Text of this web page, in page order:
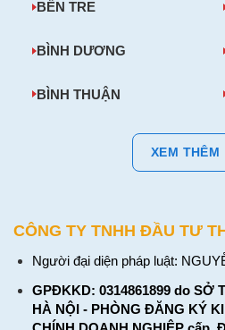
BẾN TRE
BÌNH DƯƠNG
BÌNH THUẬN
XEM THÊM
CÔNG TY TNHH ĐẦU TƯ
Người đại diện pháp luật:
GPĐKKD: 0314861899 do SỞ
HÀ NỘI - PHÒNG ĐĂNG KÝ